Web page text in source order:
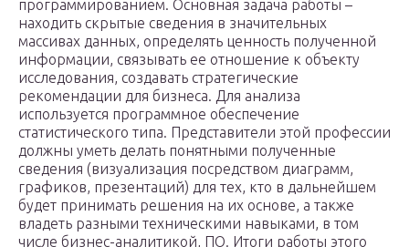
программированием. Основная задача работы –
находить скрытые сведения в значительных
массивах данных, определять ценность полученной
информации, связывать ее отношение к объекту
исследования, создавать стратегические
рекомендации для бизнеса. Для анализа
используется программное обеспечение
статистического типа. Представители этой профессии
должны уметь делать понятными полученные
сведения (визуализация посредством диаграмм,
графиков, презентаций) для тех, кто в дальнейшем
будет принимать решения на их основе, а также
владеть разными техническими навыками, в том
числе бизнес-аналитикой, ПО. Итоги работы этого